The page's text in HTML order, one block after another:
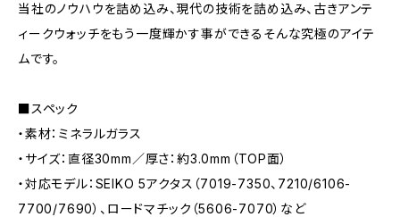
当社のノウハウを詰め込み、現代の技術を詰め込み、古きアンテ
ィークウォッチをもう一度輝かす事ができるそんな究極のアイテ
ムです。
■スペック
・素材：ミネラルガラス
・サイズ：直径30mm／厚さ：約3.0mm（TOP面）
・対応モデル：SEIKO 5アクタス（7019-7350、7210/6106-
7700/7690）、ロードマチック（5606-7070）など